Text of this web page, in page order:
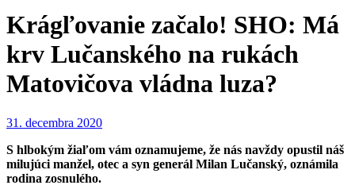
Krágľovanie začalo! SHO: Má
krv Lučanského na rukách
Matovičova vládna luza?
31. decembra 2020
S hlbokým žiaľom vám oznamujeme, že nás navždy opustil náš
milujúci manžel, otec a syn generál Milan Lučanský, oznámila
rodina zosnulého.